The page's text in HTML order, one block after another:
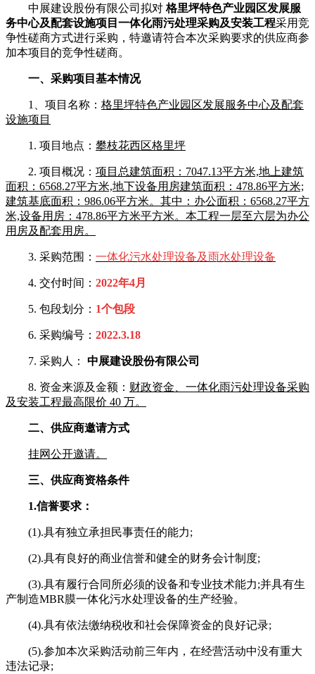
中展建设股份有限公司拟对 格里坪特色产业园区发展服
务中心及配套设施项目一体化雨污处理采购及安装工程采用竞
争性磋商方式进行采购，特邀请符合本次采购要求的供应商参
加本项目的竞争性磋商。
一、采购项目基本情况
1、项目名称： 格里坪特色产业园区发展服务中心及配套
设施项目
1. 项目地点： 攀枝花西区格里坪
2. 项目概况： 项目总建筑面积：7047.13平方米,地上建筑
面积：6568.27平方米,地下设备用房建筑面积：478.86平方米;
建筑基底面积：986.06平方米。其中：办公面积：6568.27平方
米,设备用房：478.86平方米平方米。本工程一层至六层为办公
用房及配套用房。
3. 采购范围： 一体化污水处理设备及雨水处理设备
4. 交付时间： 2022年4月
5. 包段划分： 1个包段
6. 采购编号： 2022.3.18
7. 采购人： 中展建设股份有限公司
8. 资金来源及金额： 财政资金、一体化雨污处理设备采购
及安装工程最高限价 40 万。
二、供应商邀请方式
挂网公开邀请。
三、供应商资格条件
1.信誉要求：
(1).具有独立承担民事责任的能力;
(2).具有良好的商业信誉和健全的财务会计制度;
(3).具有履行合同所必须的设备和专业技术能力;并具有生
产制造MBR膜一体化污水处理设备的生产经验。
(4).具有依法缴纳税收和社会保障资金的良好记录;
(5).参加本次采购活动前三年内，在经营活动中没有重大
违法记录;